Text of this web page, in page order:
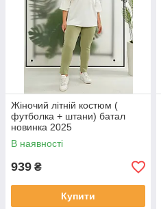
Жіночий літній костюм (
футболка + штани) батал
новинка 2025
В наявності
939 ₴
Купити